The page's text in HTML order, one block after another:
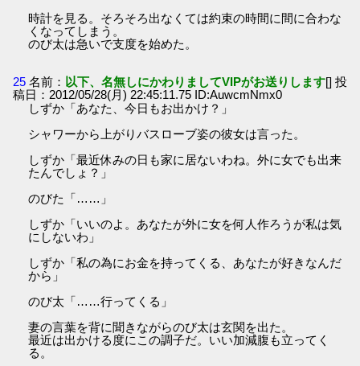
時計を見る。そろそろ出なくては約束の時間に間に合わな
くなってしまう。
のび太は急いで支度を始めた。
25 名前： 以下、名無しにかわりましてVIPがお送りします[] 投
稿日：2012/05/28(月) 22:45:11.75 ID:AuwcmNmx0
しずか「あなた、今日もお出かけ？」
シャワーから上がりバスローブ姿の彼女は言った。
しずか「最近休みの日も家に居ないわね。外に女でも出来
たんでしょ？」
のびた「……」
しずか「いいのよ。あなたが外に女を何人作ろうが私は気
にしないわ」
しずか「私の為にお金を持ってくる、あなたが好きなんだ
から」
のび太「……行ってくる」
妻の言葉を背に聞きながらのび太は玄関を出た。
最近は出かける度にこの調子だ。いい加減腹も立ってく
る。